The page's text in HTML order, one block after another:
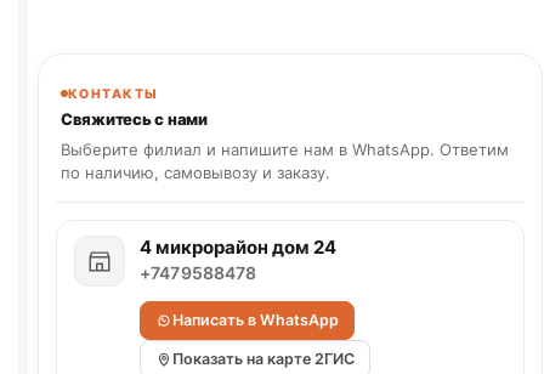
КОНТАКТЫ
Свяжитесь с нами
Выберите филиал и напишите нам в WhatsApp. Ответим
по наличию, самовывозу и заказу.
4 микрорайон дом 24
+7479588478
Написать в WhatsApp
Показать на карте 2ГИС